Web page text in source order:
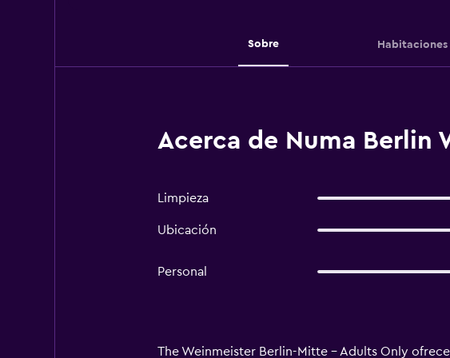
Sobre Habitaciones
Acerca de Numa Berlin
Limpieza
Ubicación
Personal
The Weinmeister Berlin-Mitte - Adults Only